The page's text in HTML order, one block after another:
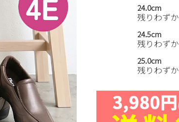
24.0cm
残りわずか
24.5cm
残りわずか
25.0cm
残りわずか